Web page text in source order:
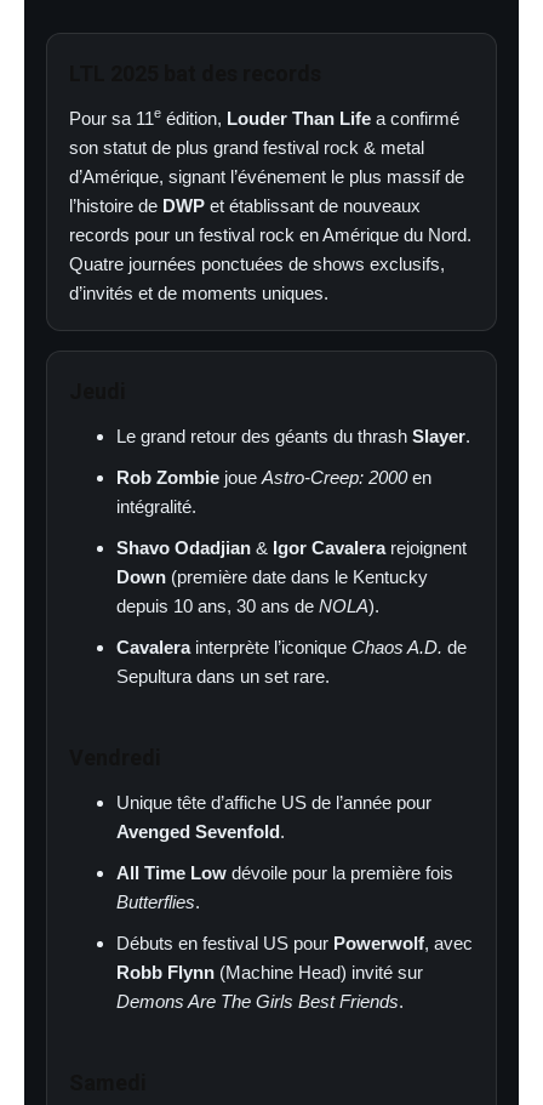
Pour sa 11e édition, Louder Than Life a confirmé
son statut de plus grand festival rock & metal
d’Amérique, signant l’événement le plus massif de
l’histoire de DWP et établissant de nouveaux
records pour un festival rock en Amérique du Nord.
Quatre journées ponctuées de shows exclusifs,
d’invités et de moments uniques.
Le grand retour des géants du thrash Slayer.
Rob Zombie joue Astro-Creep: 2000en
intégralité.
Shavo Odadjian & Igor Cavalerarejoignent
Down (première date dans le Kentucky
depuis 10 ans, 30 ans de NOLA).
Cavalerainterprète l’iconique Chaos A.D. de
Sepultura dans un set rare.
Unique tête d’affiche US de l’année pour
Avenged Sevenfold.
All Time Low dévoile pour la première fois
Butterflies.
Débuts en festival US pour Powerwolf, avec
Robb Flynn (Machine Head) invité sur
Demons Are The Girls Best Friends.